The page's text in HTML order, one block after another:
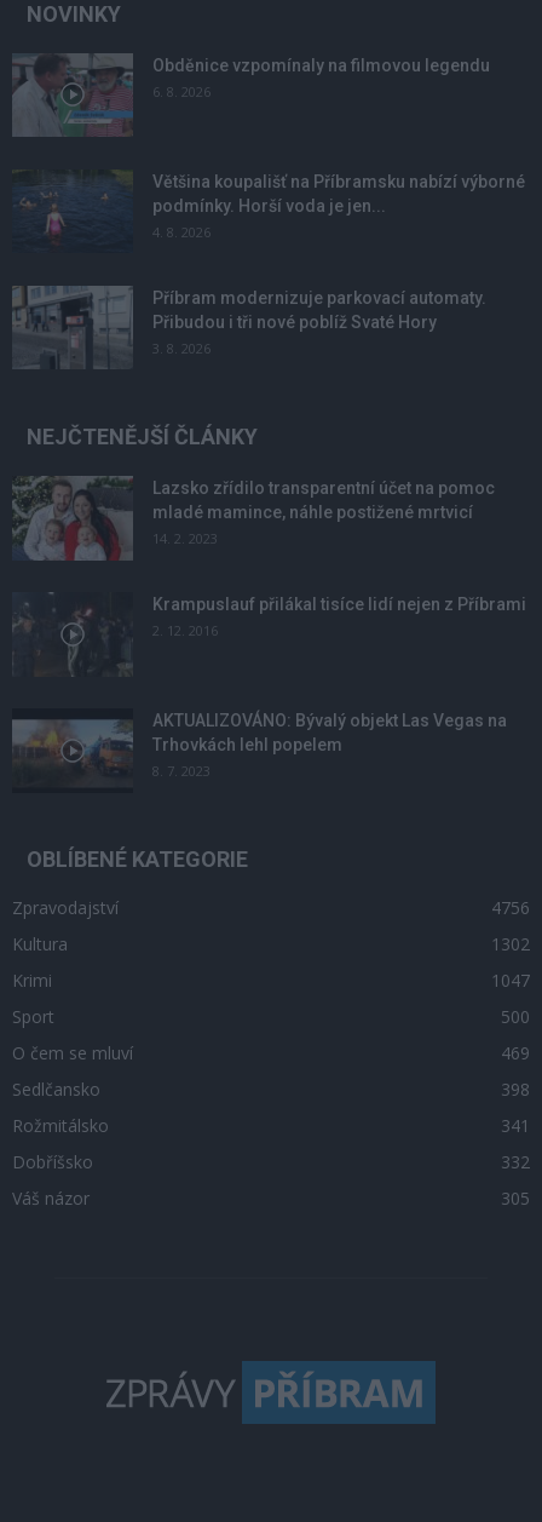
NOVINKY
Obděnice vzpomínaly na filmovou legendu
6. 8. 2026
Většina koupališť na Příbramsku nabízí výborné
podmínky. Horší voda je jen...
4. 8. 2026
Příbram modernizuje parkovací automaty.
Přibudou i tři nové poblíž Svaté Hory
3. 8. 2026
NEJČTENĚJŠÍ ČLÁNKY
Lazsko zřídilo transparentní účet na pomoc
mladé mamince, náhle postižené mrtvicí
14. 2. 2023
Krampuslauf přilákal tisíce lidí nejen z Příbrami
2. 12. 2016
AKTUALIZOVÁNO: Bývalý objekt Las Vegas na
Trhovkách lehl popelem
8. 7. 2023
OBLÍBENÉ KATEGORIE
Zpravodajství
4756
Kultura
1302
Krimi
1047
Sport
500
O čem se mluví
469
Sedlčansko
398
Rožmitálsko
341
Dobříšsko
332
Váš názor
305